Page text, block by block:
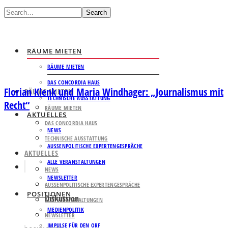
Search
RÄUME MIETEN
RÄUME MIETEN
DAS CONCORDIA HAUS
TECHNISCHE AUSSTATTUNG
AKTUELLES
NEWS
AUSSENPOLITISCHE EXPERTENGESPRÄCHE
ALLE VERANSTALTUNGEN
NEWSLETTER
POSITIONEN
MEDIENPOLITIK
IMPULSE FÜR DEN ORF
RÄUME MIETEN
RÄUME MIETEN
DAS CONCORDIA HAUS
TECHNISCHE AUSSTATTUNG
AKTUELLES
NEWS
AUSSENPOLITISCHE EXPERTENGESPRÄCHE
ALLE VERANSTALTUNGEN
NEWSLETTER
Florian Klenk und Maria Windhager: „Journalismus mit
Recht“
Diskussion